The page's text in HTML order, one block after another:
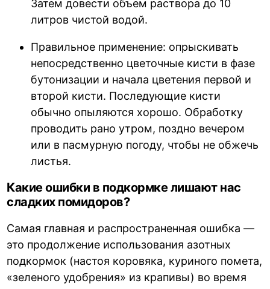
Затем довести объем раствора до 10
литров чистой водой.
Правильное применение: опрыскивать
непосредственно цветочные кисти в фазе
бутонизации и начала цветения первой и
второй кисти. Последующие кисти
обычно опыляются хорошо. Обработку
проводить рано утром, поздно вечером
или в пасмурную погоду, чтобы не обжечь
листья.
Какие ошибки в подкормке лишают нас
сладких помидоров?
Самая главная и распространенная ошибка —
это продолжение использования азотных
подкормок (настоя коровяка, куриного помета,
«зеленого удобрения» из крапивы) во время